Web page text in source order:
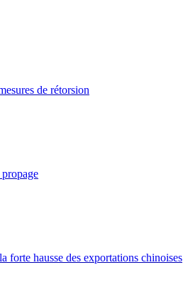
de rétorsion
forte hausse des exportations chinoises